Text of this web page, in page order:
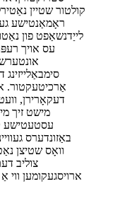
קולטור שטיין
ראָמאַנטישע
לייַדנשאַפט פון
עס אויך
אַרכיטעקטור.
דעקאָרירן,
מישט זיך
עסטעטישע
באַזונדערס
וואָס שטיצן
צוליב
ארויסגעקומען ווי